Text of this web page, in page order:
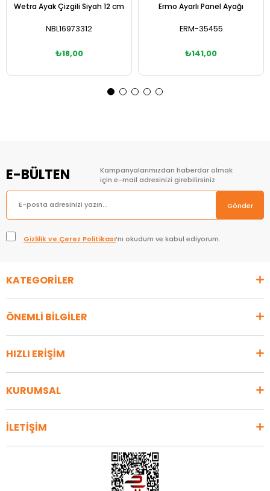
Wetra Ayak Çizgili Siyah 12 cm
NBL16973312
₺18,00
Ermo Ayarlı Panel Ayağı
ERM-35455
₺141,00
E-BÜLTEN
Kampanyalarımızdan haberdar olmak
için e-mail adresinizi girebilirsiniz.
Gönder
Gizlilik ve Çerez Politikası’nı okudum ve kabul ediyorum.
KATEGORİLER
ÖNEMLİ BİLGİLER
HIZLI ERİŞİM
KURUMSAL
İLETİŞİM